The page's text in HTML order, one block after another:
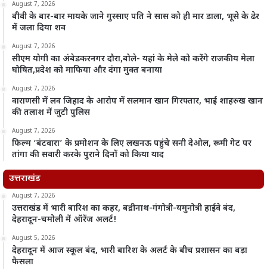
August 7, 2026
बीवी के बार-बार मायके जाने गुस्साए पति ने सास को ही मार डाला, भूसे के ढेर
में जला दिया शव
August 7, 2026
सीएम योगी का अंबेडकरनगर दौरा,बोले- यहां के मेले को करेंगे राजकीय मेला
घोषित,प्रदेश को माफिया और दंगा मुक्त बनाया
August 7, 2026
वाराणसी में लव जिहाद के आरोप में सलमान खान गिरफ्तार, भाई शाहरुख खान
की तलाश में जुटी पुलिस
August 7, 2026
फिल्म ‘बंटवारा’ के प्रमोशन के लिए लखनऊ पहुंचे सनी देओल, रूमी गेट पर
तांगा की सवारी करके पुराने दिनों को किया याद
उत्तराखंड
August 7, 2026
उत्तराखंड में भारी बारिश का कहर, बद्रीनाथ-गंगोत्री-यमुनोत्री हाईवे बंद,
देहरादून-चमोली में ऑरेंज अलर्ट!
August 5, 2026
देहरादून में आज स्कूल बंद, भारी बारिश के अलर्ट के बीच प्रशासन का बड़ा
फैसला